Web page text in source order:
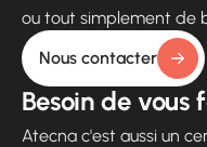
ou tout simplement de
Nous contacter
Besoin de vous
Atecna c'est aussi un